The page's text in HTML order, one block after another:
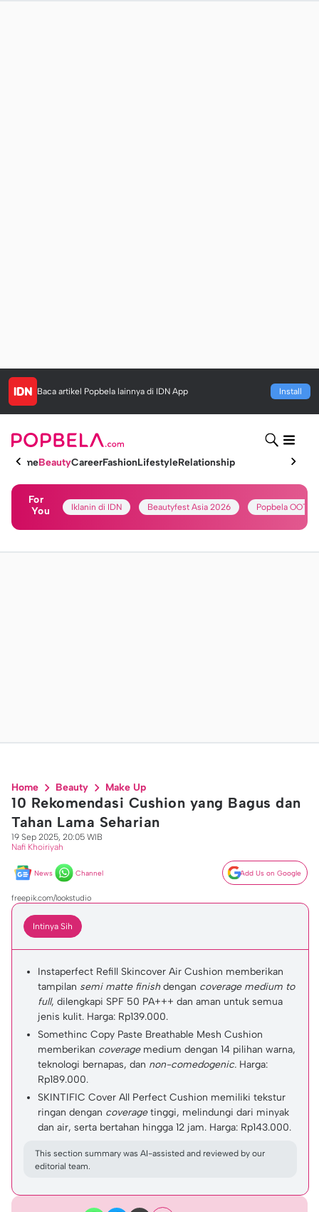
Baca artikel Popbela lainnya di IDN App Install
HomeBeautyCareerFashionLifestyleRelationship
For
You
Iklanin di IDN Beautyfest Asia 2026 Popbela OOTD
Home Beauty Make Up
10 Rekomendasi Cushion yang Bagus dan
Tahan Lama Seharian
19 Sep 2025, 20:05 WIB
Nafi Khoiriyah
News Channel Add Us on Google
freepik.com/lookstudio
Intinya Sih
Instaperfect Refill Skincover Air Cushion memberikan
tampilan semi matte finish dengan coverage medium to
full, dilengkapi SPF 50 PA+++ dan aman untuk semua
jenis kulit. Harga: Rp139.000.
Somethinc Copy Paste Breathable Mesh Cushion
memberikan coverage medium dengan 14 pilihan warna,
teknologi bernapas, dan non-comedogenic. Harga:
Rp189.000.
SKINTIFIC Cover All Perfect Cushion memiliki tekstur
ringan dengan coveragetinggi, melindungi dari minyak
dan air, serta bertahan hingga 12 jam. Harga: Rp143.000.
This section summary was AI-assisted and reviewed by our
editorial team.